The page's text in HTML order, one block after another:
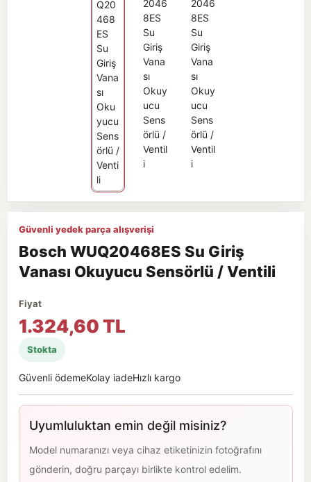
Güvenli yedek parça alışverişi
Bosch WUQ20468ES Su Giriş
Vanası Okuyucu Sensörlü / Ventili
Fiyat
1.324,60 TL
Stokta
Güvenli ödemeKolay iadeHızlı kargo
Uyumluluktan emin değil misiniz?
Model numaranızı veya cihaz etiketinizin fotoğrafını
gönderin, doğru parçayı birlikte kontrol edelim.